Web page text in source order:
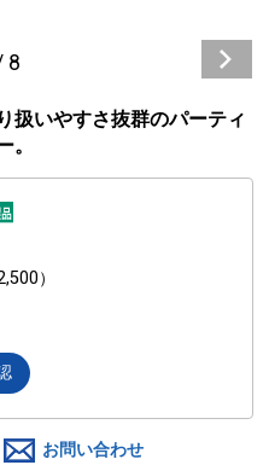
8
扱いやすさ抜群のパーティ
。
）
お問い合わせ